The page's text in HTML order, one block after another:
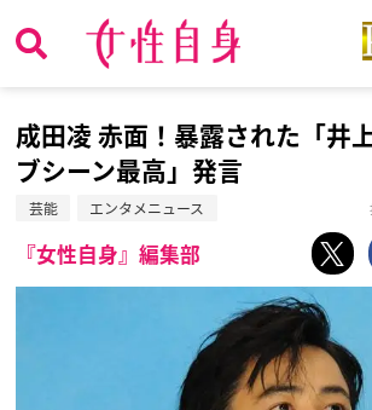
成田凌 赤面！暴露された「井
ブシーン最高」発言
芸能 エンタメニュース
『女性自身』編集部